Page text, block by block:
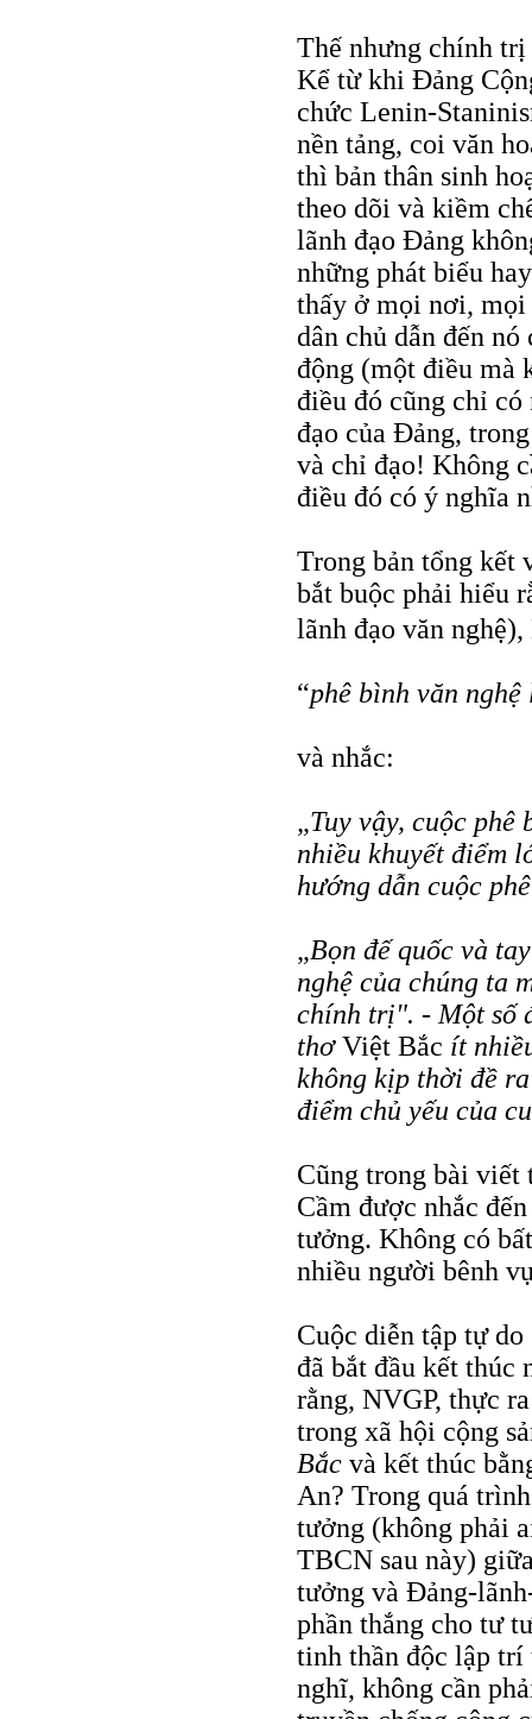
Thế nhưng chính
Kể từ khi Đảng
chức Lenin-
nền tảng, coi văn
thì bản thân sinh
theo dõi và kiềm
lãnh đạo Đảng
những phát biểu
thấy ở mọi nơi, mọi
dân chủ dẫn đến
động (một điều mà
điều đó cũng chỉ có
đạo của Đảng,
và chỉ đạo! Không
điều đó có ý nghĩa
Trong bản tổng kết
bắt buộc phải hiểu
lãnh đạo văn
“phê bình văn
và nhắc:
„Tuy vậy, cuộc
nhiều khuyết điểm
hướng dẫn cuộc
„Bọn đế quốc và
nghệ của chúng ta
chính trị". - Một số
thơViệt Bắc ít
không kịp thời đề
điểm chủ yếu của
Cũng trong bài viết
Cầm được nhắc
tưởng. Không có
nhiều người bênh
Cuộc diễn tập tự
đã bắt đầu kết thúc
rằng, NVGP, thực
trong xã hội cộng
Bắc và kết thúc
An? Trong quá
tưởng (không phải
TBCN sau này)
tưởng và Đảng-
phần thắng cho tư
tinh thần độc lập
nghĩ, không cần